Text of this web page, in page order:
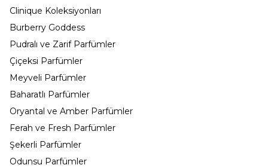
Clinique Koleksiyonları
Burberry Goddess
Pudralı ve Zarif Parfümler
Çiçeksi Parfümler
Meyveli Parfümler
Baharatlı Parfümler
Oryantal ve Amber Parfümler
Ferah ve Fresh Parfümler
Şekerli Parfümler
Odunsu Parfümler